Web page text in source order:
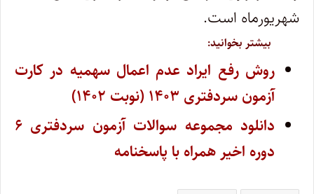
شهریورماه است.
بیشتر بخوانید:
روش رفع ایراد عدم اعمال سهمیه در کارت
آزمون سردفتری ۱۴۰۳ (نوبت ۱۴۰۲)
دانلود مجموعه سوالات آزمون سردفتری ۶
دوره اخیر همراه با پاسخنامه